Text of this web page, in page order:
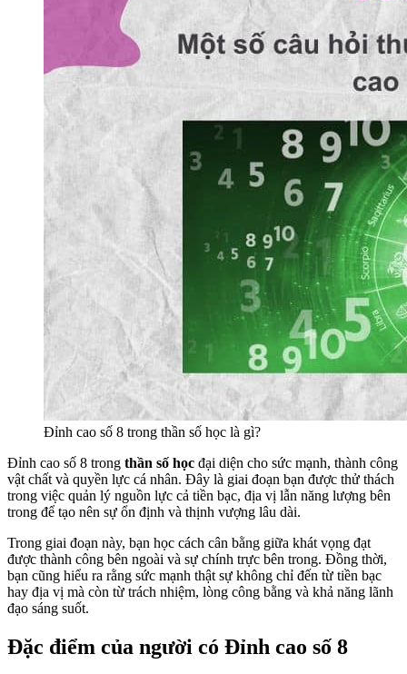
Đỉnh cao số 8 trong thần số học là gì?
Đỉnh cao số 8 trong thần số học đại diện cho sức mạnh, thành công
vật chất và quyền lực cá nhân. Đây là giai đoạn bạn được thử thách
trong việc quản lý nguồn lực cả tiền bạc, địa vị lẫn năng lượng bên
trong để tạo nên sự ổn định và thịnh vượng lâu dài.
Trong giai đoạn này, bạn học cách cân bằng giữa khát vọng đạt
được thành công bên ngoài và sự chính trực bên trong. Đồng thời,
bạn cũng hiểu ra rằng sức mạnh thật sự không chỉ đến từ tiền bạc
hay địa vị mà còn từ trách nhiệm, lòng công bằng và khả năng lãnh
đạo sáng suốt.
Đặc điểm của người có Đỉnh cao số 8